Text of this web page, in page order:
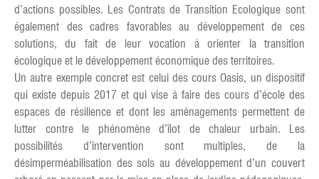
d’actions possibles. Les Contrats de Transition Ecologique sont
également des cadres favorables au développement de ces
solutions, du fait de leur vocation à orienter la transition
écologique et le développement économique des territoires.
Un autre exemple concret est celui des cours Oasis, un dispositif
qui existe depuis 2017 et qui vise à faire des cours d’école des
espaces de résilience et dont les aménagements permettent de
lutter contre le phénomène d’îlot de chaleur urbain. Les
possibilités d’intervention sont multiples, de la
désimperméabilisation des sols au développement d’un couvert